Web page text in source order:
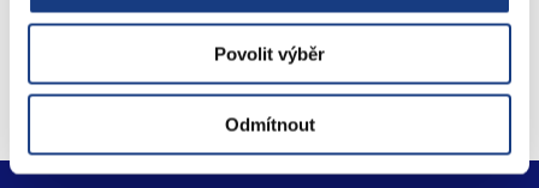
Povolit výběr
Odmítnout
Objednejte se na úřad